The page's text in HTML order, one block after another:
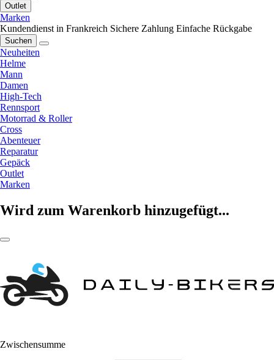
Outlet
Marken
Kundendienst in Frankreich Sichere Zahlung Einfache Rückgabe
Suchen
Neuheiten
Helme
Mann
Damen
High-Tech
Rennsport
Motorrad & Roller
Cross
Abenteuer
Reparatur
Gepäck
Outlet
Marken
Wird zum Warenkorb hinzugefügt...
Zwischensumme